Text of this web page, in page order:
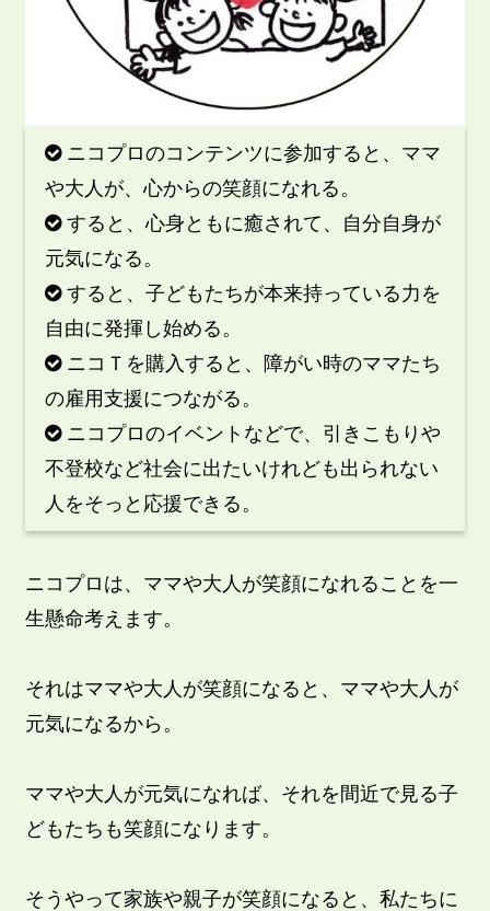
 ニコプロのコンテンツに参加すると、ママ
や大人が、心からの笑顔になれる。
 すると、心身ともに癒されて、自分自身が
元気になる。
 すると、子どもたちが本来持っている力を
自由に発揮し始める。
 ニコＴを購入すると、障がい時のママたち
の雇用支援につながる。
 ニコプロのイベントなどで、引きこもりや
不登校など社会に出たいけれども出られない
人をそっと応援できる。
ニコプロは、ママや大人が笑顔になれることを一
生懸命考えます。
それはママや大人が笑顔になると、ママや大人が
元気になるから。
ママや大人が元気になれば、それを間近で見る子
どもたちも笑顔になります。
そうやって家族や親子が笑顔になると、私たちに